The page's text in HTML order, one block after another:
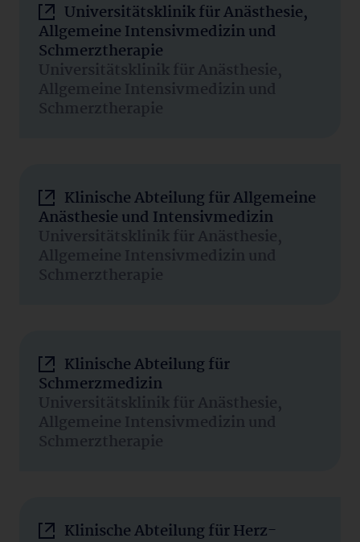
Universitätsklinik für Anästhesie,
Allgemeine Intensivmedizin und
Schmerztherapie
Universitätsklinik für Anästhesie,
Allgemeine Intensivmedizin und
Schmerztherapie
Klinische Abteilung für Allgemeine
Anästhesie und Intensivmedizin
Universitätsklinik für Anästhesie,
Allgemeine Intensivmedizin und
Schmerztherapie
Klinische Abteilung für
Schmerzmedizin
Universitätsklinik für Anästhesie,
Allgemeine Intensivmedizin und
Schmerztherapie
Klinische Abteilung für Herz-